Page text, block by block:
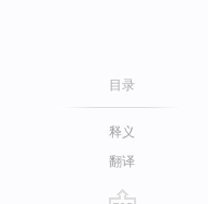
目录
释义
翻译